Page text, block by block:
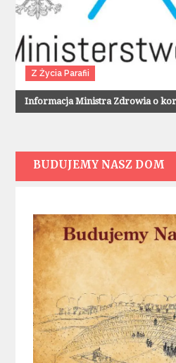
Z Życia Parafii
Informacja Ministra Zdrowia o
BUDUJEMY NASZ DOM